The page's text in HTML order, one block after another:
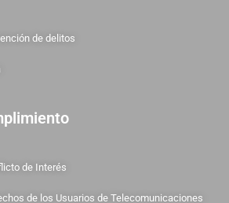
de delitos
de Interés
de los Usuarios de Telecomunicaciones